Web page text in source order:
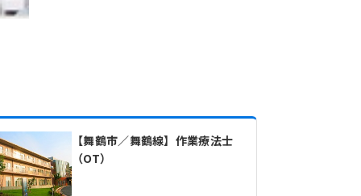
【舞鶴市／舞鶴線】作業療法士
（OT）